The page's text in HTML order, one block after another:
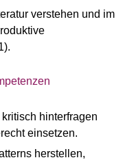
verstehen und im
hinterfragen
einsetzen.
herstellen,